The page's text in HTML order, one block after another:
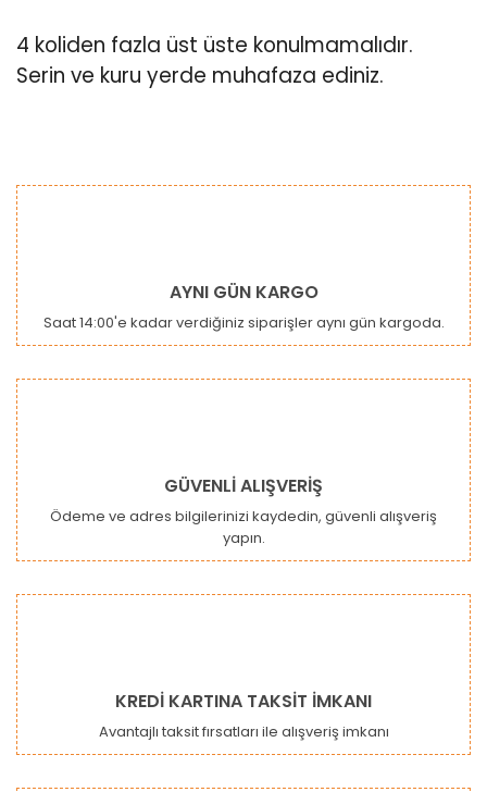
4 koliden fazla üst üste konulmamalıdır.
Serin ve kuru yerde muhafaza ediniz.
Bu ürüne ilk yorumu siz yapın!
Ürün açıklamasında eksik bilgiler bulunuyor.
Ürün bilgilerinde hatalar bulunuyor.
Gönder
AYNI GÜN KARGO
Saat 14:00'e kadar verdiğiniz siparişler aynı gün kargoda.
GÜVENLİ ALIŞVERİŞ
Ödeme ve adres bilgilerinizi kaydedin, güvenli alışveriş
yapın.
KREDİ KARTINA TAKSİT İMKANI
Avantajlı taksit fırsatları ile alışveriş imkanı